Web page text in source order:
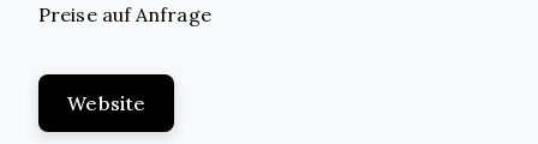
Preise auf Anfrage
Website